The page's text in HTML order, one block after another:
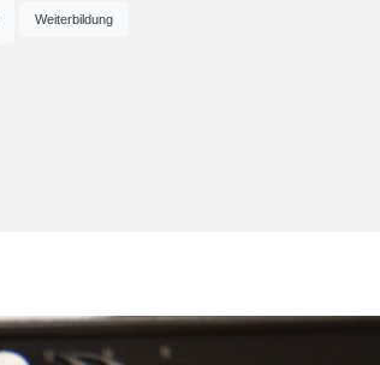
Weiterbildung